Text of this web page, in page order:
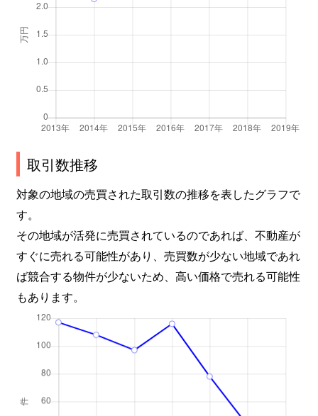
取引数推移
対象の地域の売買された取引数の推移を表したグラフで
す。
その地域が活発に売買されているのであれば、不動産が
すぐに売れる可能性があり、売買数が少ない地域であれ
ば競合する物件が少ないため、高い価格で売れる可能性
もあります。